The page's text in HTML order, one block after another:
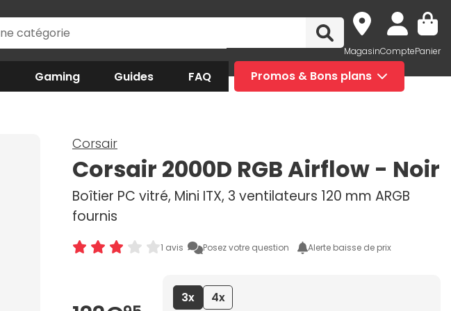
MagasinComptePanier
Gaming Guides FAQ Promos & Bons plans
Corsair
Corsair 2000D RGB Airflow - Noir
Boîtier PC vitré, Mini ITX, 3 ventilateurs 120 mm ARGB
fournis
1 avis Posez votre question Alerte baisse de prix
3x
4x